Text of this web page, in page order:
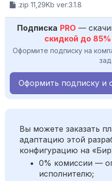
.zip 11,29Kb ver:3.1.8
Подписка PRO —
скидкой до 85%
Оформите подписку на
Оформить подписку и
Вы можете заказать
адаптацию этой
конфигурацию на
0% комиссии —
исполнителю;